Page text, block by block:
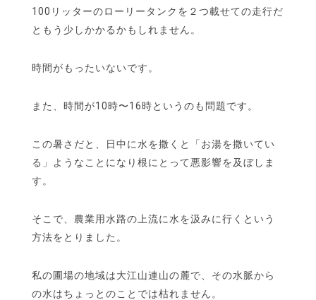
100リッターのローリータンクを２つ載せての走行だ
ともう少しかかるかもしれません。
時間がもったいないです。
また、時間が10時〜16時というのも問題です。
この暑さだと、日中に水を撒くと「お湯を撒いてい
る」ようなことになり根にとって悪影響を及ぼしま
す。
そこで、農業用水路の上流に水を汲みに行くという
方法をとりました。
私の圃場の地域は大江山連山の麓で、その水脈から
の水はちょっとのことでは枯れません。